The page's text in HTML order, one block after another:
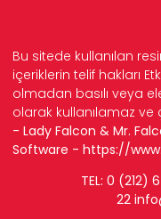
Bu sitede kullanılan
içeriklerin telif hakları
olmadan basılı veya
olarak kullanılamaz ve
- Lady Falcon & Mr.
Software - https://
TEL: 0 (212)
22 info